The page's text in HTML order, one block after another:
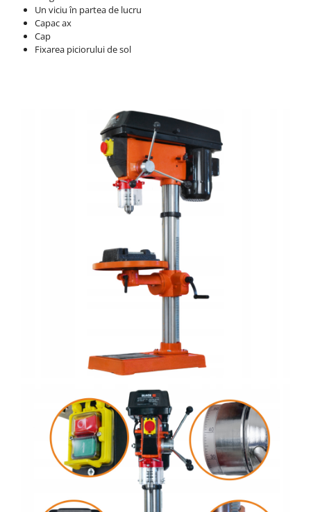
Un viciu în partea de lucru
Capac ax
Cap
Fixarea piciorului de sol